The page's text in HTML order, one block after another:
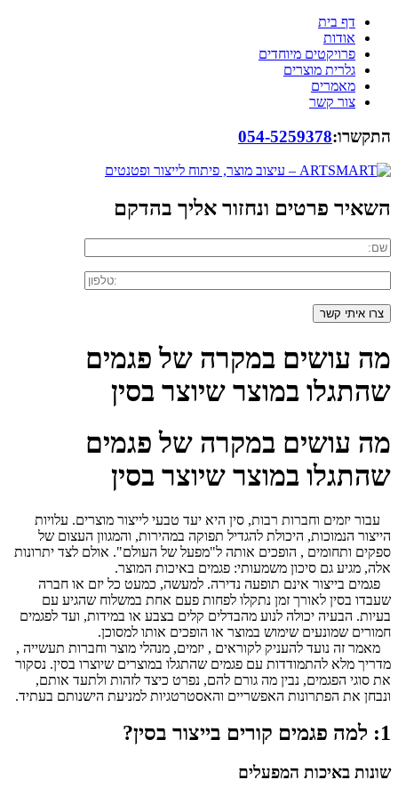
דף בית
אודות
פרויקטים מיוחדים
גלרית מוצרים
מאמרים
צור קשר
התקשרו:054-5259378
השאיר פרטים ונחזור אליך בהדקם
מה עושים במקרה של פגמים
שהתגלו במוצר שיוצר בסין
מה עושים במקרה של פגמים
שהתגלו במוצר שיוצר בסין
עבור יזמים וחברות רבות, סין היא יעד טבעי לייצור מוצרים. עלויות
הייצור הנמוכות, היכולת להגדיל תפוקה במהירות, והמגוון העצום של
ספקים ותחומים , הופכים אותה ל"מפעל של העולם". אולם לצד יתרונות
אלה, מגיע גם סיכון משמעותי: פגמים באיכות המוצר.
פגמים בייצור אינם תופעה נדירה. למעשה, כמעט כל יזם או חברה
שעבדו בסין לאורך זמן נתקלו לפחות פעם אחת במשלוח שהגיע עם
בעיות. הבעיה יכולה לנוע מהבדלים קלים בצבע או במידות, ועד לפגמים
חמורים שמונעים שימוש במוצר או הופכים אותו למסוכן.
מאמר זה נועד להעניק לקוראים , יזמים, מנהלי מוצר וחברות תעשייה ,
מדריך מלא להתמודדות עם פגמים שהתגלו במוצרים שיוצרו בסין. נסקור
את סוגי הפגמים, נבין מה גורם להם, נפרט כיצד לזהות ולתעד אותם,
ונבחן את הפתרונות האפשריים והאסטרטגיות למניעת הישנותם בעתיד.
1: למה פגמים קורים בייצור בסין?
שונות באיכות המפעלים